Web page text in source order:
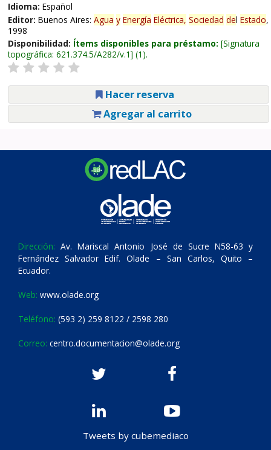
Idioma: Español
Editor: Buenos Aires: Agua y Energía Eléctrica, Sociedad del Estado,
1998
Disponibilidad: Ítems disponibles para préstamo: Signatura
topográfica: 621.374.5/A282/v.1 (1).
Hacer reserva
Agregar al carrito
Dirección: Av. Mariscal Antonio José de Sucre N58-63 y
Fernández Salvador Edif. Olade – San Carlos, Quito –
Ecuador.
Web: www.olade.org
Teléfono: (593 2) 259 8122 / 2598 280
Correo: centro.documentacion@olade.org
Tweets by cubemediaco